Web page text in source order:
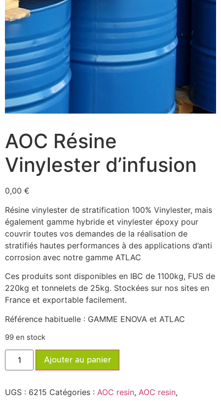
AOC Résine
Vinylester d’infusion
0,00 €
Résine vinylester de stratification 100% Vinylester, mais
également gamme hybride et vinylester époxy pour
couvrir toutes vos demandes de la réalisation de
stratifiés hautes performances à des applications d’anti
corrosion avec notre gamme ATLAC
Ces produits sont disponibles en IBC de 1100kg, FUS de
220kg et tonnelets de 25kg. Stockées sur nos sites en
France et exportable facilement.
Référence habituelle : GAMME ENOVA et ATLAC
99 en stock
Ajouter au panier
UGS : 6215 Catégories : AOC resin, AOC resin,